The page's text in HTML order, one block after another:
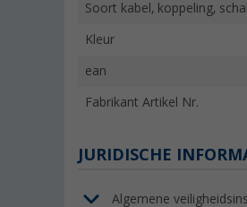
Soort kabel, koppeling,
Kleur
ean
Fabrikant Artikel Nr.
JURIDISCHE
Algemene